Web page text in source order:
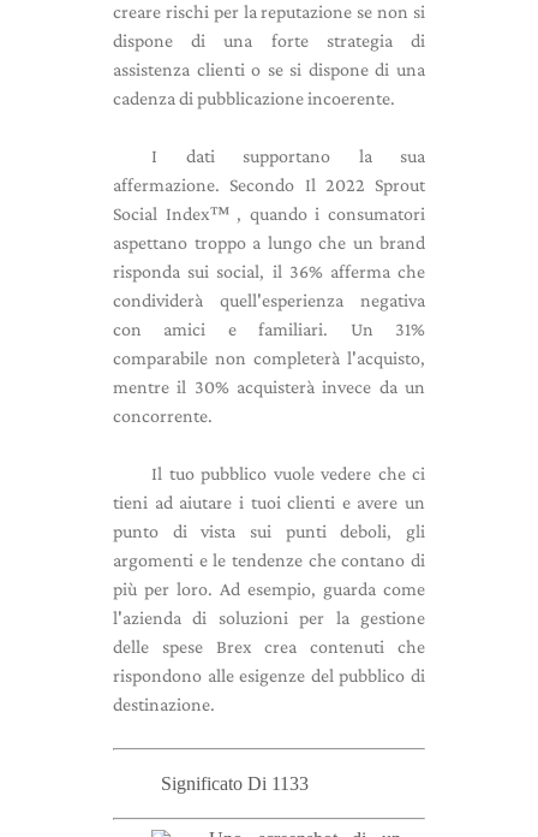
creare rischi per la reputazione se non si
dispone di una forte strategia di
assistenza clienti o se si dispone di una
cadenza di pubblicazione incoerente.
I dati supportano la sua
affermazione. Secondo Il 2022 Sprout
Social Index™ , quando i consumatori
aspettano troppo a lungo che un brand
risponda sui social, il 36% afferma che
condividerà quell'esperienza negativa
con amici e familiari. Un 31%
comparabile non completerà l'acquisto,
mentre il 30% acquisterà invece da un
concorrente.
Il tuo pubblico vuole vedere che ci
tieni ad aiutare i tuoi clienti e avere un
punto di vista sui punti deboli, gli
argomenti e le tendenze che contano di
più per loro. Ad esempio, guarda come
l'azienda di soluzioni per la gestione
delle spese Brex crea contenuti che
rispondono alle esigenze del pubblico di
destinazione.
Significato Di 1133